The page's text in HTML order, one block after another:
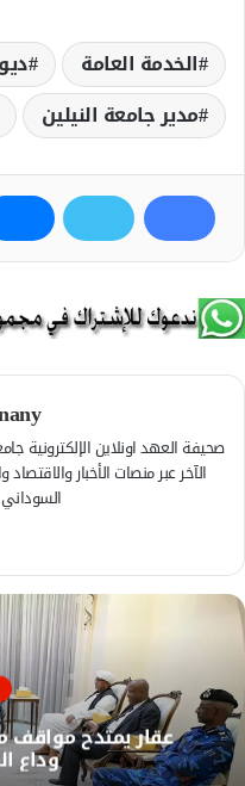
الخدمة العامة
مدير جامعة النيلين
صحيفة العهد اونلاين الإلكترونية
الآخر عبر منصات الأخبار
عقار يمتدح مواقف
وداع